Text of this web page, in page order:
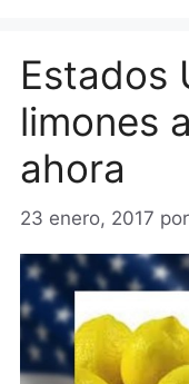
Estados
limones
ahora
23 enero, 2017 por